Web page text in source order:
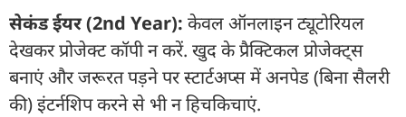
सेकंड ईयर (2nd Year): केवल ऑनलाइन ट्यूटोरियल
देखकर प्रोजेक्ट कॉपी न करें. खुद के प्रैक्टिकल प्रोजेक्ट्स
बनाएं और जरूरत पड़ने पर स्टार्टअप्स में अनपेड (बिना सैलरी
की) इंटर्नशिप करने से भी न हिचकिचाएं.